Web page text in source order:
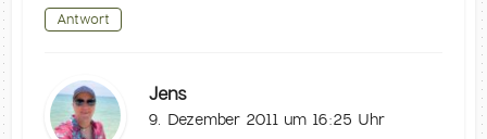
Antwort
Jens
9. Dezember 2011 um 16:25 Uhr